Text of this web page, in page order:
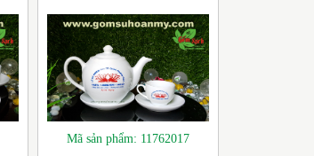
Mã sản phẩm: 11762017